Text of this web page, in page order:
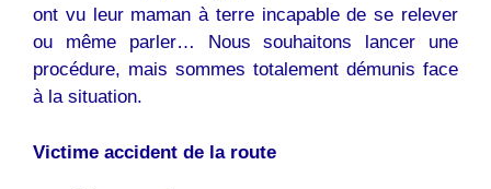
ont vu leur maman à terre incapable de se relever
ou même parler… Nous souhaitons lancer une
procédure, mais sommes totalement démunis face
à la situation.
Victime accident de la route